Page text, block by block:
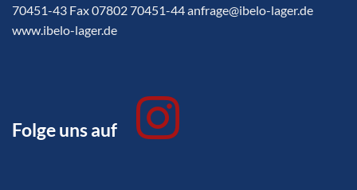
70451-43 Fax 07802 70451-44 anfrage@ibelo-lager.de
www.ibelo-lager.de
Folge uns auf